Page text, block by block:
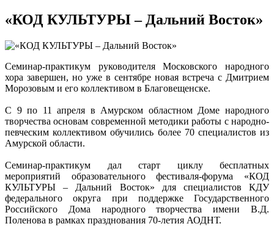
«КОД КУЛЬТУРЫ – Дальний Восток»
Семинар-практикум руководителя Московского народного
хора завершен, но уже в сентябре новая встреча с Дмитрием
Морозовым и его коллективом в Благовещенске.
С 9 по 11 апреля в Амурском областном Доме народного
творчества основам современной методики работы с народно-
певческим коллективом обучились более 70 специалистов из
Амурской области.
Семинар-практикум дал старт циклу бесплатных
мероприятий образовательного фестиваля-форума «КОД
КУЛЬТУРЫ – Дальний Восток» для специалистов КДУ
федерального округа при поддержке Государственного
Российского Дома народного творчества имени В.Д.
Поленова в рамках празднования 70-летия АОДНТ.